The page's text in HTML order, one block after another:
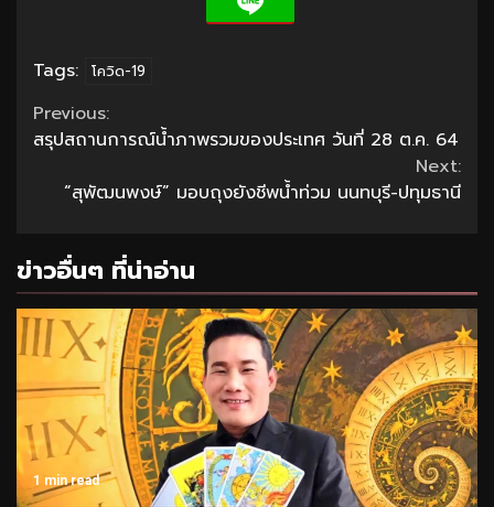
Tags: โควิด-19
Continue
Reading
Previous:
สรุปสถานการณ์น้ำภาพรวมของประเทศ วันที่ 28 ต.ค. 64
Next:
“สุพัฒนพงษ์” มอบถุงยังชีพน้ำท่วม นนทบุรี-ปทุมธานี
ข่าวอื่นๆ ที่น่าอ่าน
1 min read